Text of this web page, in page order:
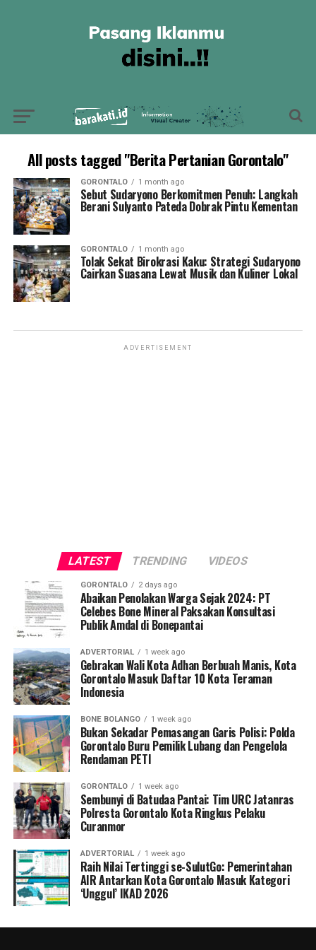
All posts tagged "Berita Pertanian Gorontalo"
GORONTALO 1 month ago
Sebut Sudaryono Berkomitmen Penuh: Langkah
Berani Sulyanto Pateda Dobrak Pintu Kementan
GORONTALO 1 month ago
Tolak Sekat Birokrasi Kaku: Strategi Sudaryono
Cairkan Suasana Lewat Musik dan Kuliner Lokal
ADVERTISEMENT
LATEST TRENDING VIDEOS
GORONTALO 2 days ago
Abaikan Penolakan Warga Sejak 2024: PT
Celebes Bone Mineral Paksakan Konsultasi
Publik Amdal di Bonepantai
ADVERTORIAL 1 week ago
Gebrakan Wali Kota Adhan Berbuah Manis, Kota
Gorontalo Masuk Daftar 10 Kota Teraman
Indonesia
BONE BOLANGO 1 week ago
Bukan Sekadar Pemasangan Garis Polisi: Polda
Gorontalo Buru Pemilik Lubang dan Pengelola
Rendaman PETI
GORONTALO 1 week ago
Sembunyi di Batudaa Pantai: Tim URC Jatanras
Polresta Gorontalo Kota Ringkus Pelaku
Curanmor
ADVERTORIAL 1 week ago
Raih Nilai Tertinggi se-SulutGo: Pemerintahan
AIR Antarkan Kota Gorontalo Masuk Kategori
‘Unggul’ IKAD 2026